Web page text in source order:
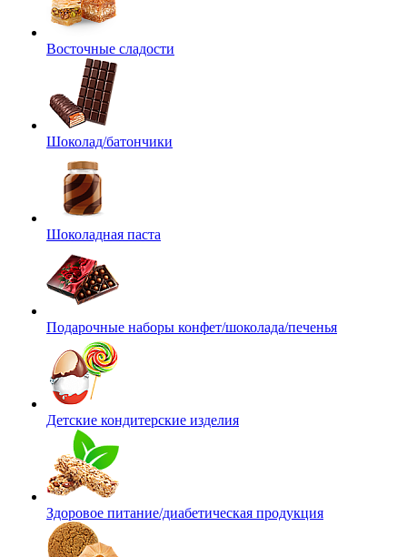
Восточные сладости
Шоколад/батончики
Шоколадная паста
Подарочные наборы конфет/шоколада/печенья
Детские кондитерские изделия
Здоровое питание/диабетическая продукция